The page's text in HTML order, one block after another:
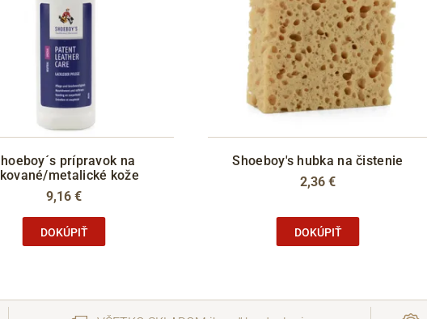
prípravok na
metalické kože
9,16 €
DOKÚPIŤ
Shoeboy's hubka na čistenie
2,36 €
DOKÚPIŤ